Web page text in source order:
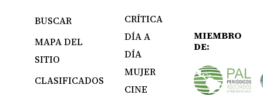
BUSCAR
MAPA DEL
SITIO
CLASIFICADOS
CRÍTICA
DÍA A
DÍA
MUJER
CINE
MIEMBRO
DE: